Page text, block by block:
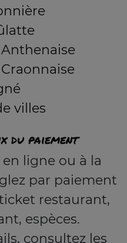
villes
du paiement
ligne ou à la
par paiement
restaurant,
espèces.
consultez les